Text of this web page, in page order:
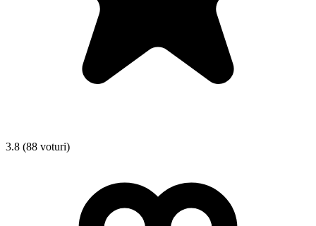
3.8 (88 voturi)